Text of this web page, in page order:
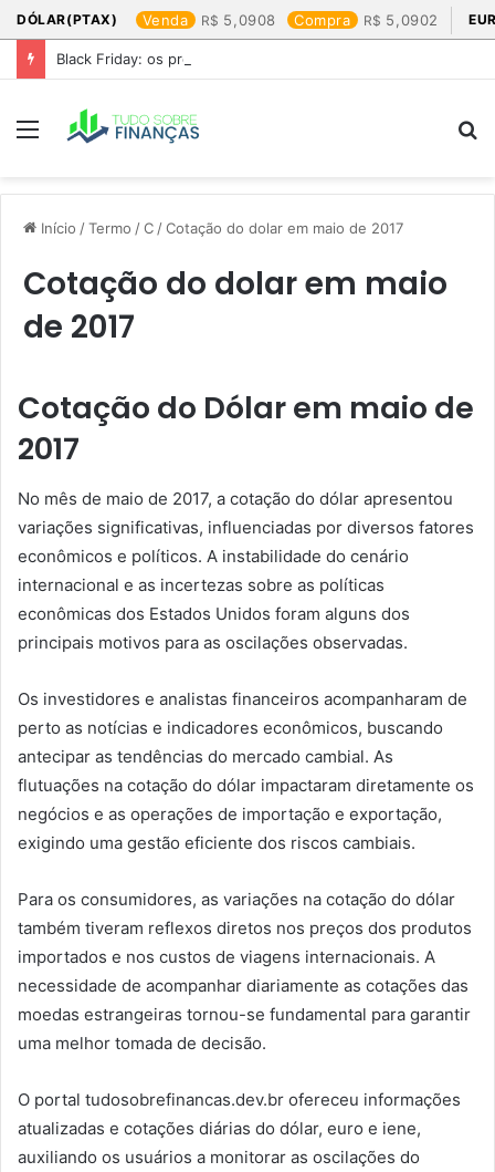
DÓLAR(PTAX) Venda 5,0908 Compra 5,0902
Black Friday: os produtos que mais valem a pena
Menu
Início /Termo /C /Cotação do dolar em maio de 2017​
Cotação do dolar em maio
de 2017​
Cotação do Dólar em maio de
2017
No mês de maio de 2017, a cotação do dólar apresentou
variações significativas, influenciadas por diversos fatores
econômicos e políticos. A instabilidade do cenário
internacional e as incertezas sobre as políticas
econômicas dos Estados Unidos foram alguns dos
principais motivos para as oscilações observadas.
Os investidores e analistas financeiros acompanharam de
perto as notícias e indicadores econômicos, buscando
antecipar as tendências do mercado cambial. As
flutuações na cotação do dólar impactaram diretamente os
negócios e as operações de importação e exportação,
exigindo uma gestão eficiente dos riscos cambiais.
Para os consumidores, as variações na cotação do dólar
também tiveram reflexos diretos nos preços dos produtos
importados e nos custos de viagens internacionais. A
necessidade de acompanhar diariamente as cotações das
moedas estrangeiras tornou-se fundamental para garantir
uma melhor tomada de decisão.
O portal tudosobrefinancas.dev.br ofereceu informações
atualizadas e cotações diárias do dólar, euro e iene,
auxiliando os usuários a monitorar as oscilações do